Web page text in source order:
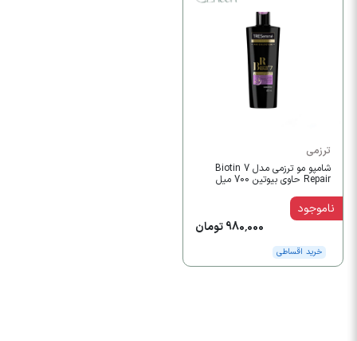
ترزمی
شامپو مو ترزمی مدل 7 Biotin
Repair حاوی بیوتین 700 میل
980,000 تومان
خرید اقساطی
ناموجود